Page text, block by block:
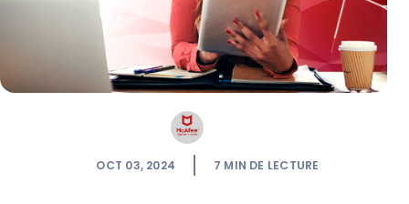
OCT 03, 2024 7 MIN DE LECTURE